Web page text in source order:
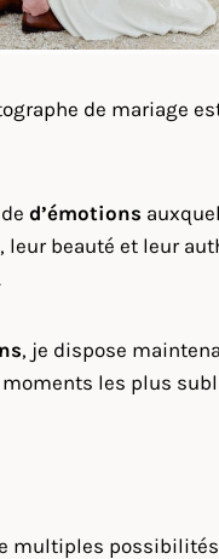
de mariage
d’émotions
beauté et leur
, je dispose
les plus
multiples